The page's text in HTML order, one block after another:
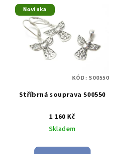
Novinka
Stříbrná souprava S00550
1 160 Kč
Skladem
KÓD: S00550